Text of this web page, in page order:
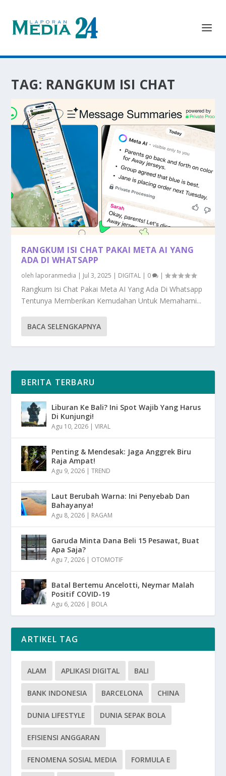
TAG: RANGKUM ISI CHAT
RANGKUM ISI CHAT PAKAI META AI YANG
ADA DI WHATSAPP
oleh laporanmedia | Jul 3, 2025 | DIGITAL | 0 |
Rangkum Isi Chat Pakai Meta AI Yang Ada Di Whatsapp
Tentunya Memberikan Kemudahan Untuk Memahami...
BACA SELENGKAPNYA
BERITA TERBARU
Liburan Ke Bali? Ini Spot Wajib Yang Harus
Di Kunjungi!
Agu 10, 2026 |VIRAL
Penting & Mendesak: Jaga Anggrek Biru
Raja Ampat!
Agu 9, 2026 |TREND
Laut Berubah Warna: Ini Penyebab Dan
Bahayanya!
Agu 8, 2026 | RAGAM
Garuda Minta Dana Beli 15 Pesawat, Buat
Apa Saja?
Agu 7, 2026 | OTOMOTIF
Batal Bertemu Ancelotti, Neymar Malah
Positif COVID-19
Agu 6, 2026 | BOLA
ARTIKEL TAG
ALAM APLIKASI DIGITAL BALI
BANK INDONESIA BARCELONA CHINA
DUNIA LIFESTYLE DUNIA SEPAK BOLA
EFISIENSI ANGGARAN
FENOMENA SOSIAL MEDIA FORMULA E